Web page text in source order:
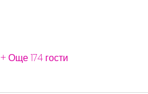
+ Още 174 гости